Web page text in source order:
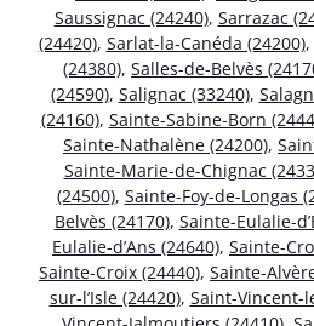
Saussignac (24240), Sarrazac
(24420), Sarlat-la-Canéda (24200),
(24380), Salles-de-Belvès
(24590), Salignac (33240),
(24160), Sainte-Sabine-Born
Sainte-Nathalène (24200),
Sainte-Marie-de-Chignac
(24500), Sainte-Foy-de-Longas
Belvès (24170), Sainte-Eulalie-
Eulalie-d’Ans (24640), Sainte-
Sainte-Croix (24440), Sainte-
sur-l’Isle (24420), Saint-Vincent-